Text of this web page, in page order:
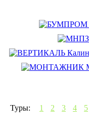
Туры: 1 2 3 4 5